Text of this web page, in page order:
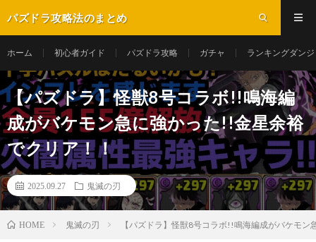
パズドラ攻略法のまとめ
ホーム 初心者ガイド パズドラ攻略 ガチャ ランキングダン
【パズドラ】怪獣8号コラボ!!鳴海編
成がバケモン急に強かった!!金星余裕
でクリア！！
2025.09.27 鬼滅の刃
HOME 鬼滅の刃 【パズドラ】怪獣8号コラボ!!鳴海編成がバケモ